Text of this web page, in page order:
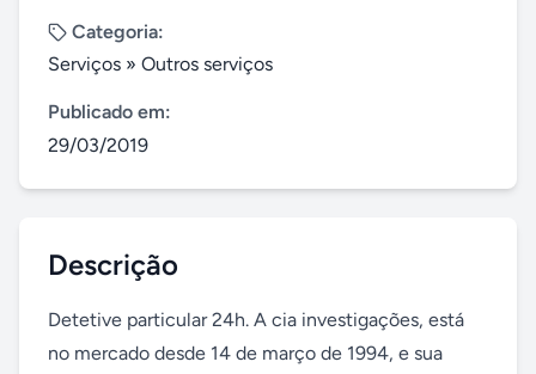
Categoria:
Serviços » Outros serviços
Publicado em:
29/03/2019
Descrição
Detetive particular 24h. A cia investigações, está
no mercado desde 14 de março de 1994, e sua